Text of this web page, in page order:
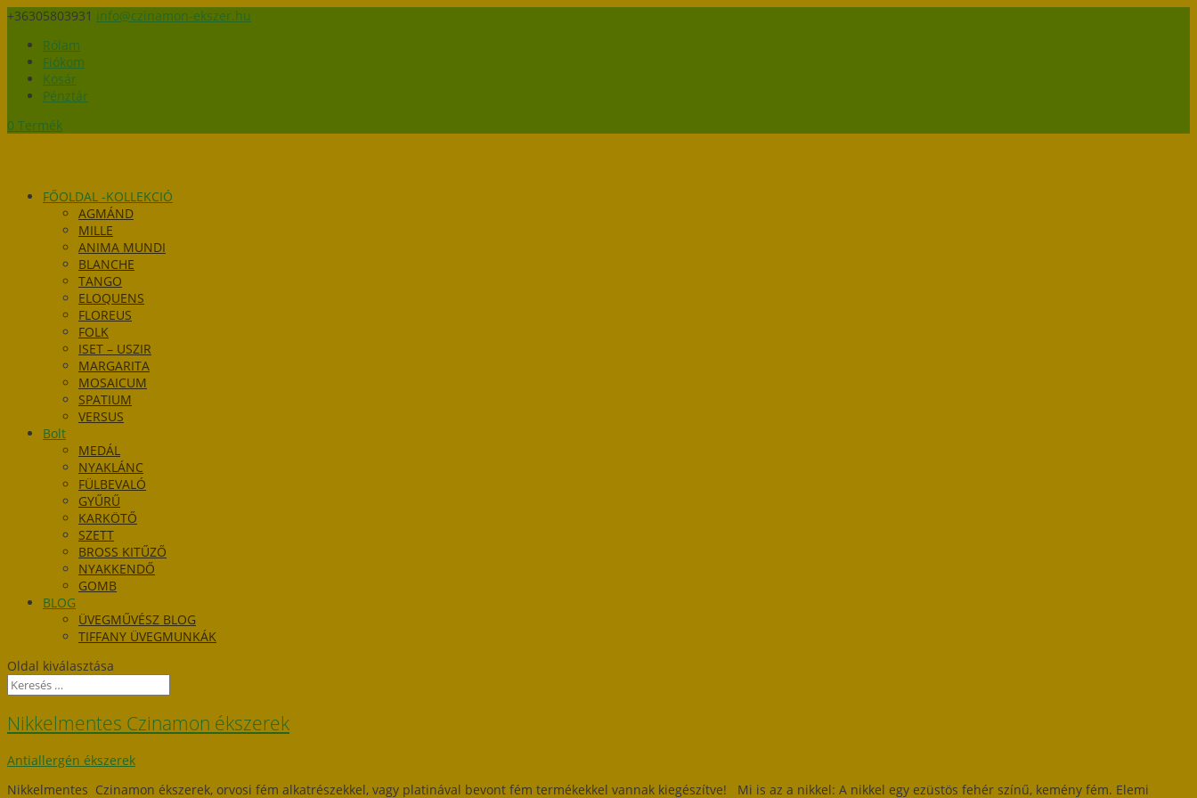
+36305803931 info@czinamon-ekszer.hu
Rólam
Fiókom
Kosár
Pénztár
0 Termék
FŐOLDAL -KOLLEKCIÓ
AGMÁND
MILLE
ANIMA MUNDI
BLANCHE
TANGO
ELOQUENS
FLOREUS
FOLK
ISET – USZIR
MARGARITA
MOSAICUM
SPATIUM
VERSUS
Bolt
MEDÁL
NYAKLÁNC
FÜLBEVALÓ
GYŰRŰ
KARKÖTŐ
SZETT
BROSS KITŰZŐ
NYAKKENDŐ
GOMB
BLOG
ÜVEGMŰVÉSZ BLOG
TIFFANY ÜVEGMUNKÁK
Oldal kiválasztása
Nikkelmentes Czinamon ékszerek
Antiallergén ékszerek
Nikkelmentes Czinamon ékszerek, orvosi fém alkatrészekkel, vagy platinával bevont fém termékekkel vannak kiegészítve! Mi is az a nikkel: A nikkel egy ezüstös fehér színű, kemény fém. Elemi